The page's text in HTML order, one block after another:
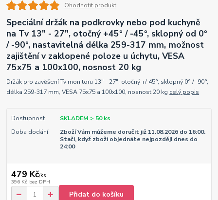
Ohodnotit produkt
Speciální držák na podkrovky nebo pod kuchyně
na Tv 13" - 27", otočný +45° / -45°, sklopný od 0°
/ -90°, nastavitelná délka 259-317 mm, možnost
zajištění v zaklopené poloze u úchytu, VESA
75x75 a 100x100, nosnost 20 kg
Držák pro zavěšení Tv monitoru 13" - 27", otočný +/-45°, sklopný 0° / -90°,
délka 259-317 mm, VESA 75x75 a 100x100, nosnost 20 kg celý popis
Dostupnost
SKLADEM > 50 ks
Doba dodání
Zboží Vám můžeme doručit již 11.08.2026 do 16:00.
Stačí, když zboží objednáte nejpozději dnes do
24:00
479 Kč/ks
396 Kč bez DPH
Přidat do košíku